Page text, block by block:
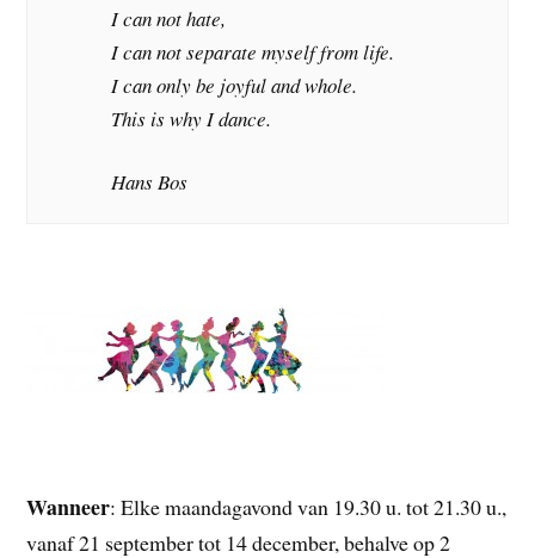
I can not hate,
I can not separate myself from life.
I can only be joyful and whole.
This is why I dance.
Hans Bos
Wanneer: Elke maandagavond van 19.30 u. tot 21.30 u.,
vanaf 21 september tot 14 december, behalve op 2